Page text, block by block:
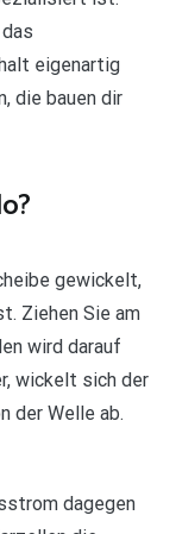
eigenartig
die bauen dir
gewickelt,
Ziehen Sie am
wird darauf
wickelt sich der
der Welle ab.
dagegen